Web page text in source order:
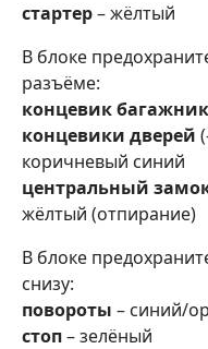
стартер– жёлтый
В блоке
разъёме:
концевик
концевики дверей
коричневый синий
центральный
жёлтый (отпирание)
В блоке
снизу:
повороты – синий/
стоп– зелёный